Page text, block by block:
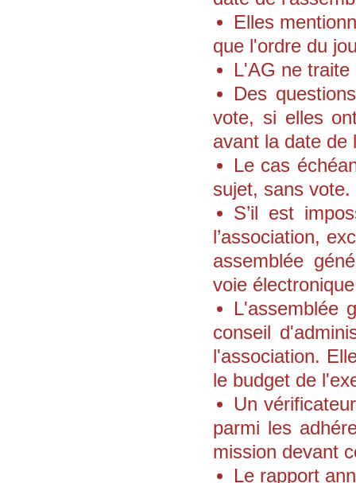
Elles
que l'ordre du
L'AG ne
Des
vote, si elles
avant la date de
Le cas
sujet, sans vote.
S’il est
l’association,
assemblée
voie
L'assemblée
conseil
l'association.
le budget de
Un
parmi les
mission devant
Le rapport